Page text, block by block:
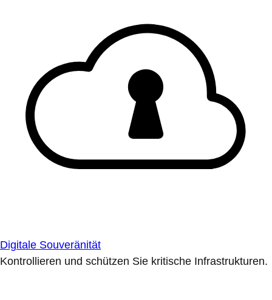
Digitale Souveränität
Kontrollieren und schützen Sie kritische Infrastrukturen.